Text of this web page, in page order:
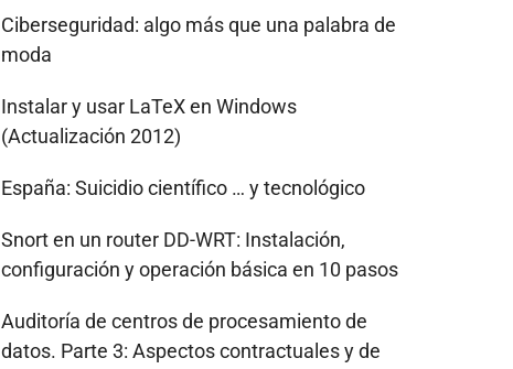
Ciberseguridad: algo más que una palabra de
moda
Instalar y usar LaTeX en Windows
(Actualización 2012)
España: Suicidio científico … y tecnológico
Snort en un router DD-WRT: Instalación,
configuración y operación básica en 10 pasos
Auditoría de centros de procesamiento de
datos. Parte 3: Aspectos contractuales y de